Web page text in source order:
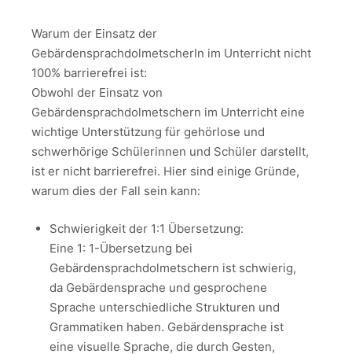
Warum der Einsatz der
GebärdensprachdolmetscherIn im Unterricht nicht
100% barrierefrei ist:
Obwohl der Einsatz von
Gebärdensprachdolmetschern im Unterricht eine
wichtige Unterstützung für gehörlose und
schwerhörige Schülerinnen und Schüler darstellt,
ist er nicht barrierefrei. Hier sind einige Gründe,
warum dies der Fall sein kann:
Schwierigkeit der 1:1 Übersetzung:
Eine 1: 1-Übersetzung bei
Gebärdensprachdolmetschern ist schwierig,
da Gebärdensprache und gesprochene
Sprache unterschiedliche Strukturen und
Grammatiken haben. Gebärdensprache ist
eine visuelle Sprache, die durch Gesten,